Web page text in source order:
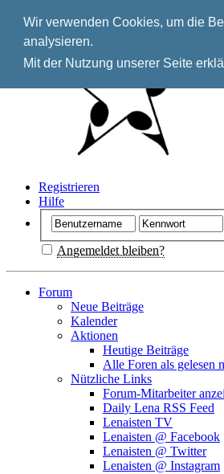
Wir verwenden Cookies, um die
analysieren.
Mit der Nutzung unserer Seite
Registrieren
Hilfe
Angemeldet bleiben?
Forum
Neue Beiträge
Kalender
Aktionen
Heutige Beiträge
Alle Foren als gelesen
Nützliche Links
Forum-Mitarbeiter
Daily Lena RSS Feed
Lenaisten TV
Lenaisten @ Facebook
Lenaisten @ Twitter
Lenaisten @ Instagram